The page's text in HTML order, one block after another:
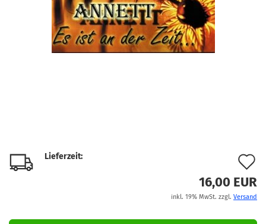
Lieferzeit:
16,00 EUR
inkl. 19% MwSt. zzgl. Versand